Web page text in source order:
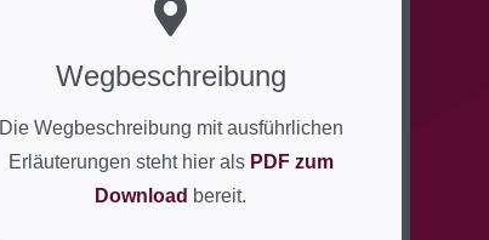
Wegbeschreibung
Die Wegbeschreibung mit ausführlichen
Erläuterungen steht hier als PDF zum
Download bereit.